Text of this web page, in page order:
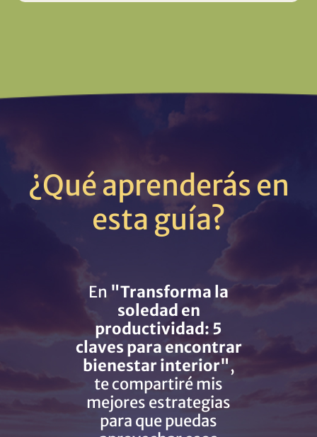
¿Qué aprenderás en
esta guía?
En "Transforma la
soledad en
productividad: 5
claves para encontrar
bienestar interior",
te compartiré mis
mejores estrategias
para que puedas